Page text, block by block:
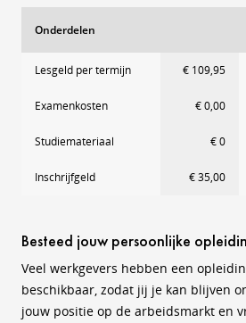
Onderdelen
Lesgeld per termijn € 109,95
Examenkosten € 0,00
Studiemateriaal € 0
Inschrijfgeld € 35,00
Besteed jouw persoonlijke
Veel werkgevers hebben een
beschikbaar, zodat jij je kan blijven
jouw positie op de arbeidsmarkt en